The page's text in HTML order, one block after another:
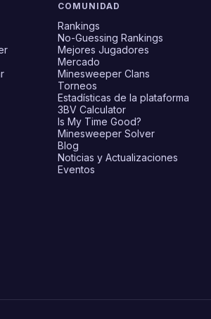
COMUNIDAD
Rankings
No-Guessing Rankings
Mejores Jugadores
Mercado
Minesweeper Clans
Torneos
Estadísticas de la plataforma
3BV Calculator
Is My Time Good?
Minesweeper Solver
Blog
Noticias y Actualizaciones
Eventos